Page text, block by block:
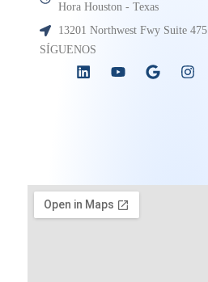
Hora Houston - Texas
13201 Northwest Fwy Suite 475
SÍGUENOS